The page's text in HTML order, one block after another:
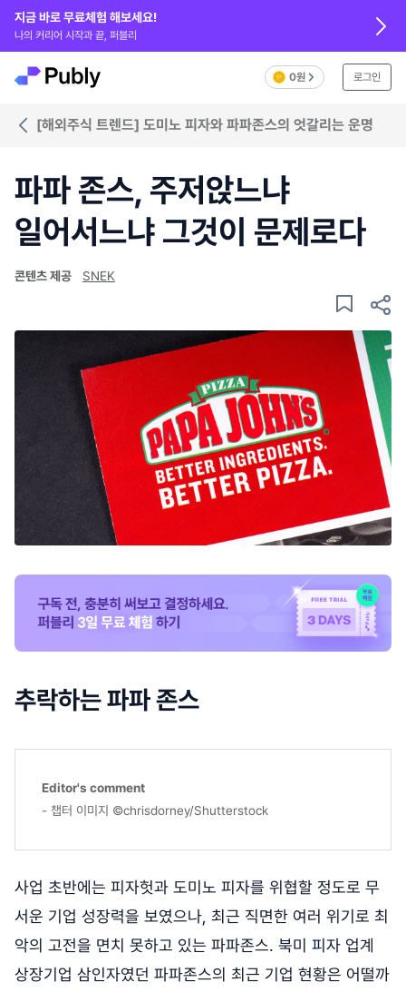
지금 바로 무료체험 해보세요!
나의 커리어 시작과 끝, 퍼블리
0원 로그인
[해외주식 트렌드] 도미노 피자와 파파존스의 엇갈리는 운명
파파 존스, 주저앉느냐
일어서느냐 그것이 문제로다
콘텐츠 제공 SNEK
추락하는 파파 존스
Editor's comment
- 챕터 이미지 ©chrisdorney/Shutterstock
사업 초반에는 피자헛과 도미노 피자를 위협할 정도로 무
서운 기업 성장력을 보였으나, 최근 직면한 여러 위기로 최
악의 고전을 면치 못하고 있는 파파존스. 북미 피자 업계
상장기업 삼인자였던 파파존스의 최근 기업 현황은 어떨까